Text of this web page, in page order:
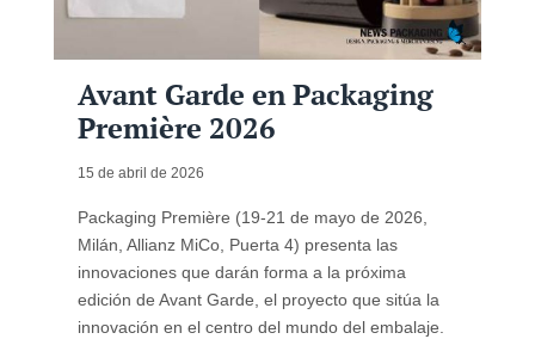
Avant Garde en Packaging
Première 2026
15 de abril de 2026
Packaging Première (19-21 de mayo de 2026,
Milán, Allianz MiCo, Puerta 4) presenta las
innovaciones que darán forma a la próxima
edición de Avant Garde, el proyecto que sitúa la
innovación en el centro del mundo del embalaje.